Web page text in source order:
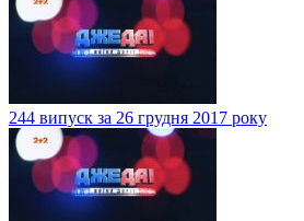
244 випуск за 26 грудня 2017 року